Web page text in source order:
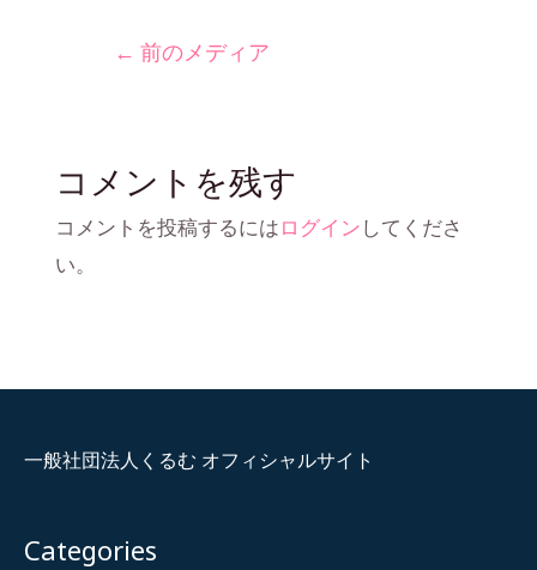
← 前のメディア
コメントを残す
コメントを投稿するにはログインしてくださ
い。
一般社団法人くるむ オフィシャルサイト
Categories